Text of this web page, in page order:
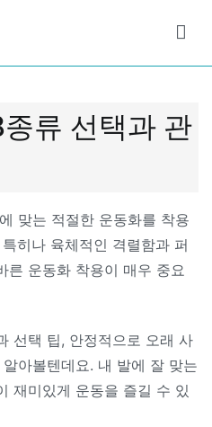
류 선택과 관
맞는 적절한 운동화를 착용
히나 육체적인 격렬함과 퍼
른 운동화 착용이 매우 중요
선택 팁, 안정적으로 오래 사
아볼텐데요. 내 발에 잘 맞는
재미있게 운동을 즐길 수 있